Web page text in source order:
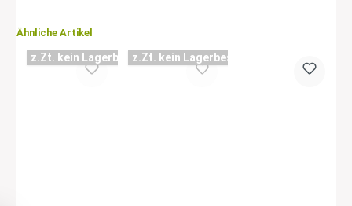
Ähnliche Artikel
z.Zt. kein Lagerbestandz.Zt. kein Lagerbestand